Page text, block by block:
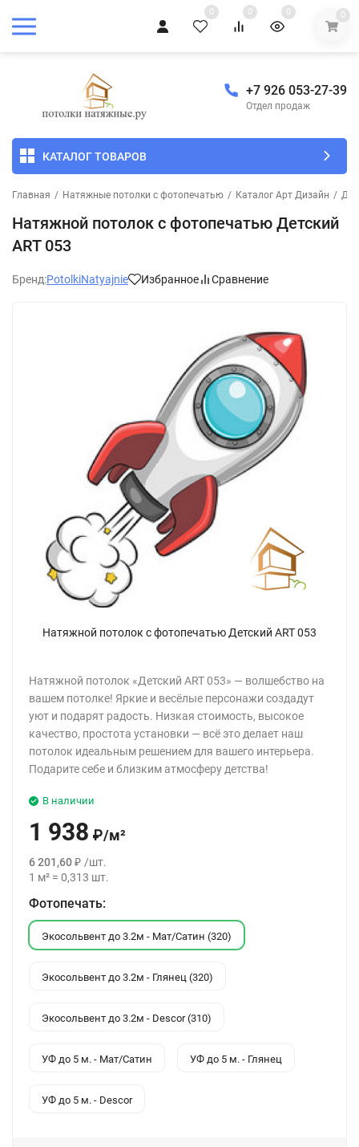
0 0 0 0
+7 926 053-27-39
Отдел продаж
КАТАЛОГ ТОВАРОВ
Главная / Натяжные потолки с фотопечатью / Каталог Арт Дизайн /
Натяжной потолок с фотопечатью Детский
ART 053
Бренд:PotolkiNatyajnie Избранное Сравнение
Натяжной потолок с фотопечатью Детский ART 053
Натяжной потолок «Детский ART 053» — волшебство на
вашем потолке! Яркие и весёлые персонажи создадут
уют и подарят радость. Низкая стоимость, высокое
качество, простота установки — всё это делает наш
потолок идеальным решением для вашего интерьера.
Подарите себе и близким атмосферу детства!
В наличии
1 938 ₽/м²
6 201,60₽ /шт.
1 м² = 0,313 шт.
Фотопечать:
Экосольвент до 3.2м - Мат/Сатин (320)
Экосольвент до 3.2м - Глянец (320)
Экосольвент до 3.2м - Descor (310)
УФ до 5 м. - Мат/Сатин УФ до 5 м. - Глянец
УФ до 5 м. - Descor